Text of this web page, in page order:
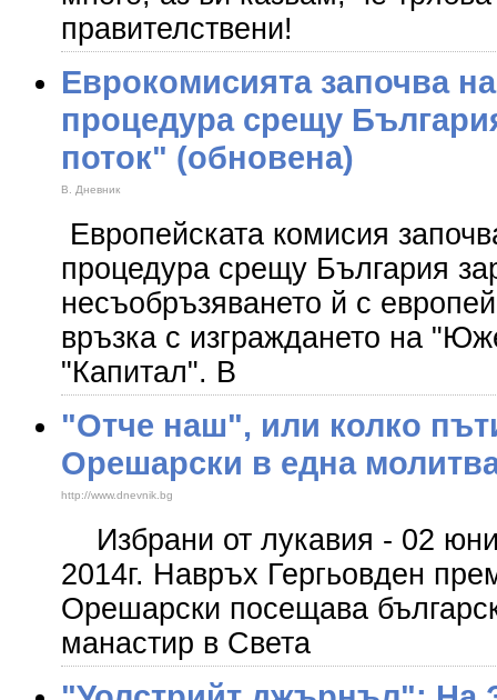
правителствени!
Еврокомисията започва
процедура срещу
поток" (обновена)
В. Дневник
Европейската комисия
процедура срещу България
несъобръзяването й с
връзка с изграждането на
"Капитал". В
"Отче наш", или колко
Орешарски в една
http://www.dnevnik.bg
Избрани от лукавия - 02
2014г. Навръх Гергьовден
Орешарски посещава
манастир в Света